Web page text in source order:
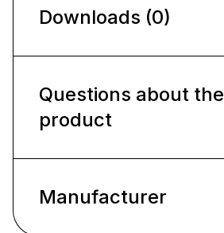
Downloads (0)
Questions about the
product
Manufacturer